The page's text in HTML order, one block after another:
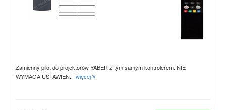
Zamienny pilot do projektorów YABER z tym samym kontrolerem. NIE
WYMAGA USTAWIEŃ. więcej